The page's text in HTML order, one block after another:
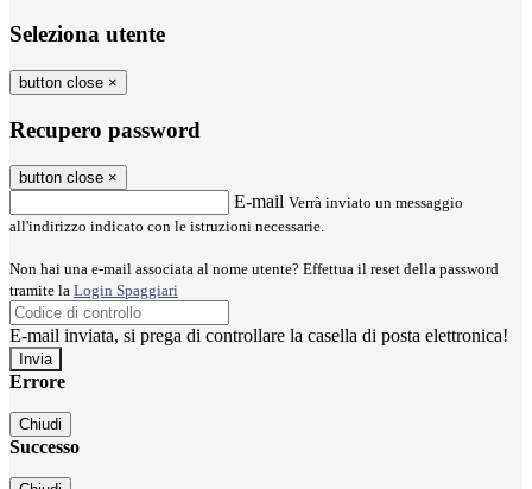
Seleziona utente
button close ×
Recupero password
button close ×
E-mail Verrà inviato un messaggio
all'indirizzo indicato con le istruzioni necessarie.
Non hai una e-mail associata al nome utente? Effettua il reset della password
tramite la Login Spaggiari
E-mail inviata, si prega di controllare la casella di posta elettronica!
Errore
Chiudi
Successo